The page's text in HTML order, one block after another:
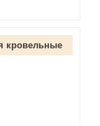
кровельные